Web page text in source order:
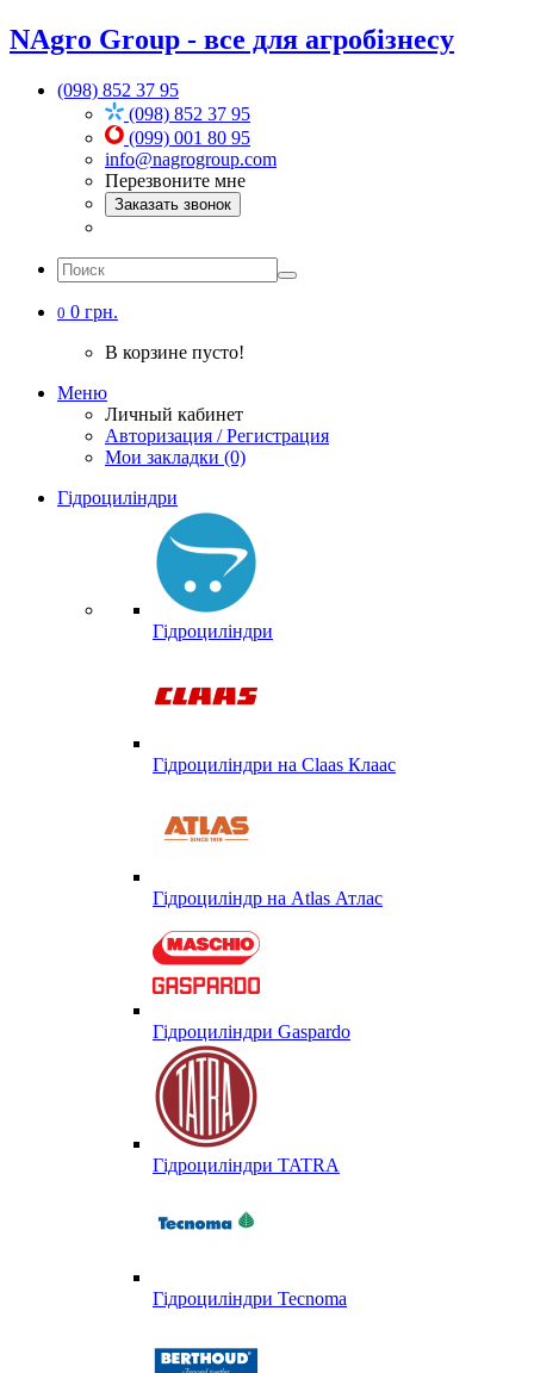
NAgro Group - все для агробізнесу
(098) 852 37 95
(098) 852 37 95
(099) 001 80 95
info@nagrogroup.com
Перезвоните мне
Заказать звонок
0 0 грн.
В корзине пусто!
Меню
Личный кабинет
Авторизация / Регистрация
Мои закладки (0)
Гідроциліндри
Гідроциліндри
Гідроциліндри на Claas Клаас
Гідроциліндр на Atlas Атлас
Гідроциліндри Gaspardo
Гідроциліндри TATRA
Гідроциліндри Tecnoma